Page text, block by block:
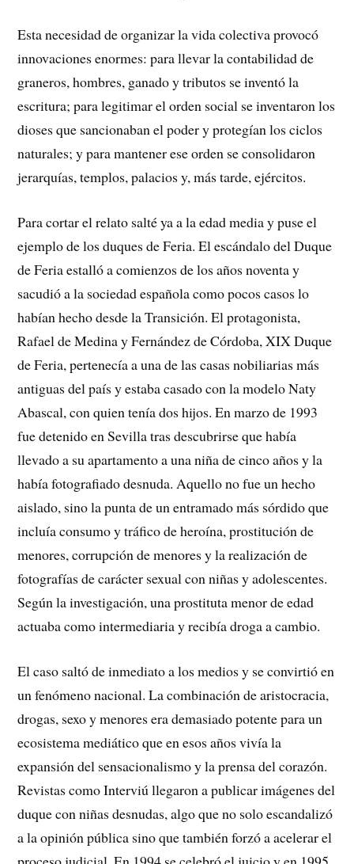
Esta necesidad de organizar la vida colectiva provocó
innovaciones enormes: para llevar la contabilidad de
graneros, hombres, ganado y tributos se inventó la
escritura; para legitimar el orden social se inventaron los
dioses que sancionaban el poder y protegían los ciclos
naturales; y para mantener ese orden se consolidaron
jerarquías, templos, palacios y, más tarde, ejércitos.
Para cortar el relato salté ya a la edad media y puse el
ejemplo de los duques de Feria. El escándalo del Duque
de Feria estalló a comienzos de los años noventa y
sacudió a la sociedad española como pocos casos lo
habían hecho desde la Transición. El protagonista,
Rafael de Medina y Fernández de Córdoba, XIX Duque
de Feria, pertenecía a una de las casas nobiliarias más
antiguas del país y estaba casado con la modelo Naty
Abascal, con quien tenía dos hijos. En marzo de 1993
fue detenido en Sevilla tras descubrirse que había
llevado a su apartamento a una niña de cinco años y la
había fotografiado desnuda. Aquello no fue un hecho
aislado, sino la punta de un entramado más sórdido que
incluía consumo y tráfico de heroína, prostitución de
menores, corrupción de menores y la realización de
fotografías de carácter sexual con niñas y adolescentes.
Según la investigación, una prostituta menor de edad
actuaba como intermediaria y recibía droga a cambio.
El caso saltó de inmediato a los medios y se convirtió en
un fenómeno nacional. La combinación de aristocracia,
drogas, sexo y menores era demasiado potente para un
ecosistema mediático que en esos años vivía la
expansión del sensacionalismo y la prensa del corazón.
Revistas como Interviú llegaron a publicar imágenes del
duque con niñas desnudas, algo que no solo escandalizó
a la opinión pública sino que también forzó a acelerar el